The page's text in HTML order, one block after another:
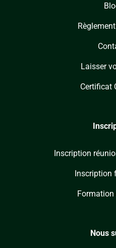
Laisser
Certificat
Inscription
Inscription
Nous